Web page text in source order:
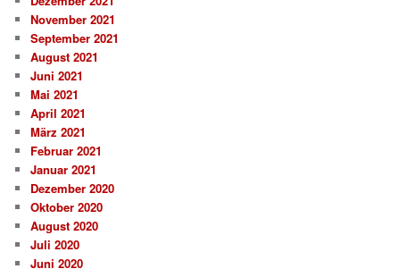
November 2021
September 2021
August 2021
Juni 2021
Mai 2021
April 2021
März 2021
Februar 2021
Januar 2021
Dezember 2020
Oktober 2020
August 2020
Juli 2020
Juni 2020